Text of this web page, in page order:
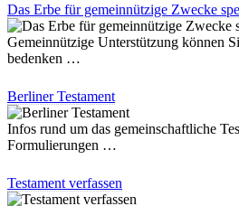
Das Erbe für gemeinnützige Zwecke
Gemeinnützige Unterstützung können
bedenken …
Berliner Testament
Infos rund um das gemeinschaftliche
Formulierungen …
Testament verfassen